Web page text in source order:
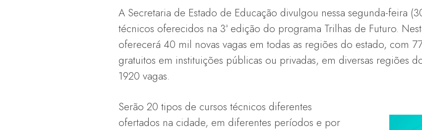
A Secretaria de Estado de Educação divulgou nessa segunda-feira
técnicos oferecidos na 3ª edição do programa Trilhas de Futuro.
oferecerá 40 mil novas vagas em todas as regiões do estado, com
gratuitos em instituições públicas ou privadas, em diversas regiões
1920 vagas.
Serão 20 tipos de cursos técnicos diferentes
ofertados na cidade, em diferentes períodos e por